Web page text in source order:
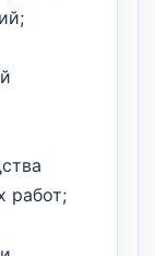
работ;